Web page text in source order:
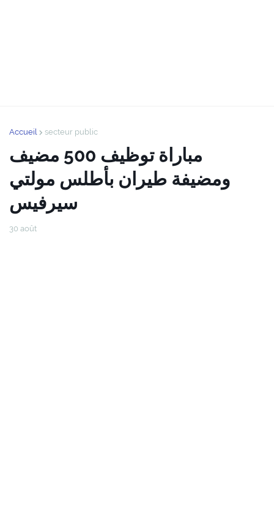
Accueil secteur public
مباراة توظيف 500 مضيف
ومضيفة طيران بأطلس مولتي
سيرفيس
30 août